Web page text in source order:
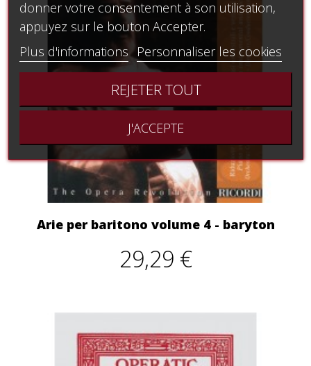
Arie per baritono volume 4 - baryton
29,29 €
donner votre consentement à son utilisation,
appuyez sur le bouton Accepter.
Plus d'informations
Personnaliser les cookies
REJETER TOUT
J'ACCEPTE